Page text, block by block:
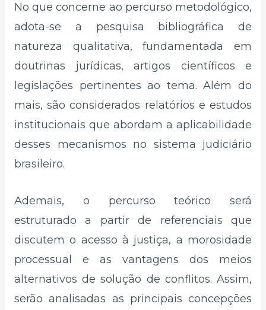
No que concerne ao percurso metodológico,
adota-se a pesquisa bibliográfica de
natureza qualitativa, fundamentada em
doutrinas jurídicas, artigos científicos e
legislações pertinentes ao tema. Além do
mais, são considerados relatórios e estudos
institucionais que abordam a aplicabilidade
desses mecanismos no sistema judiciário
brasileiro.
Ademais, o percurso teórico será
estruturado a partir de referenciais que
discutem o acesso à justiça, a morosidade
processual e as vantagens dos meios
alternativos de solução de conflitos. Assim,
serão analisadas as principais concepções